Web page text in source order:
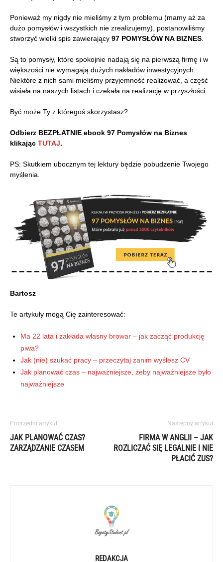
Ponieważ my nigdy nie mieliśmy z tym problemu (mamy aż za
dużo pomysłów i wszystkich nie zrealizujemy), postanowiliśmy
stworzyć wielki spis zawierający 97 POMYSŁÓW NA BIZNES
Są to pomysły, które spokojnie nadają się na pierwszą firmę i w
większości nie wymagają dużych nakładów inwestycyjnych.
Niektóre z nich sami mieliśmy przyjemność realizować, a część
wisiała na naszych listach i czekała na realizację w przyszłości.
Być może Ty z któregoś skorzystasz?
Odbierz BEZPŁATNIE ebook 97 Pomysłów na Biznes
klikając TUTAJ.
PS: Skutkiem ubocznym tej lektury będzie pobudzenie Twojego
myślenia.
Bartosz
Te artykuły mogą Cię zainteresować:
Ma 22 lata i zakłada własny browar – jak zacząć produkcję
piwa?
Jak (nie) szukać pracy – przeczytaj zanim wyślesz CV
Jak planować czas – najważniejsze, żeby najważniejsze było
najważniejsze
Poprzedni artykuł
JAK PLANOWAĆ CZAS?
ZARZĄDZANIE CZASEM
Następny artykuł
FIRMA W ANGLII – JAK
ROZLICZAĆ SIĘ LEGALNIE I NIE
PŁACIĆ ZUS?
REDAKCJA